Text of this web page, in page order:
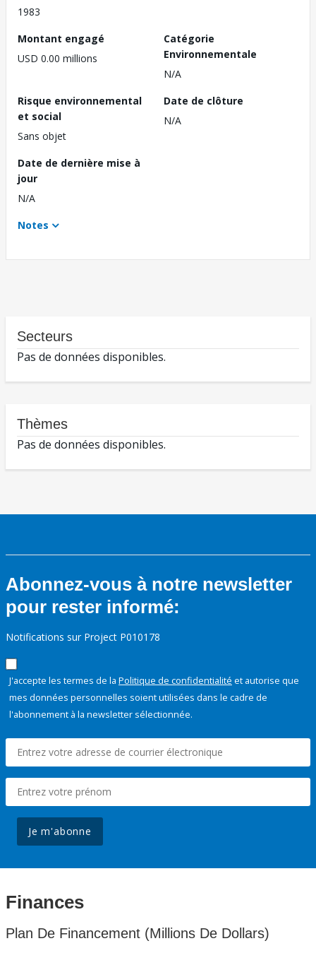
1983
Montant engagé
USD 0.00 millions
Catégorie
Environnementale
N/A
Risque environnemental
et social
Sans objet
Date de clôture
N/A
Date de dernière mise à
jour
N/A
Notes
Secteurs
Pas de données disponibles.
Thèmes
Pas de données disponibles.
Abonnez-vous à notre newsletter
pour rester informé:
Notifications sur Project P010178
J'accepte les termes de la Politique de confidentialité et autorise que
mes données personnelles soient utilisées dans le cadre de
l'abonnement à la newsletter sélectionnée.
Je m'abonne
Finances
Plan De Financement (Millions De Dollars)